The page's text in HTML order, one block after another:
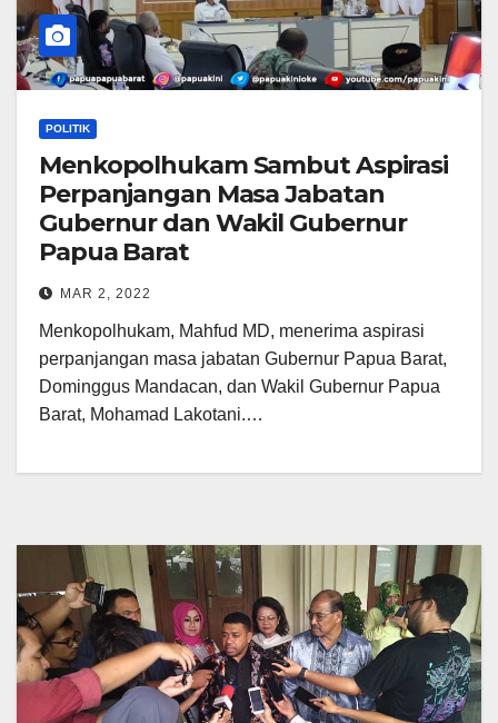
POLITIK
Menkopolhukam Sambut Aspirasi
Perpanjangan Masa Jabatan
Gubernur dan Wakil Gubernur
Papua Barat
MAR 2, 2022
Menkopolhukam, Mahfud MD, menerima aspirasi
perpanjangan masa jabatan Gubernur Papua Barat,
Dominggus Mandacan, dan Wakil Gubernur Papua
Barat, Mohamad Lakotani.…